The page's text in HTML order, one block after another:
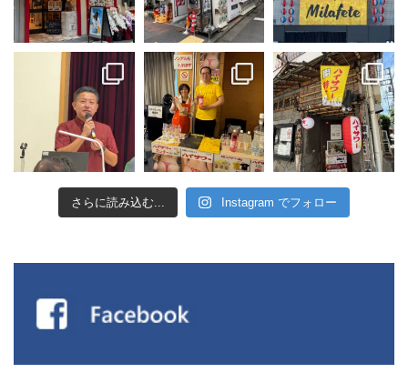
さらに読み込む... Instagram でフォロー